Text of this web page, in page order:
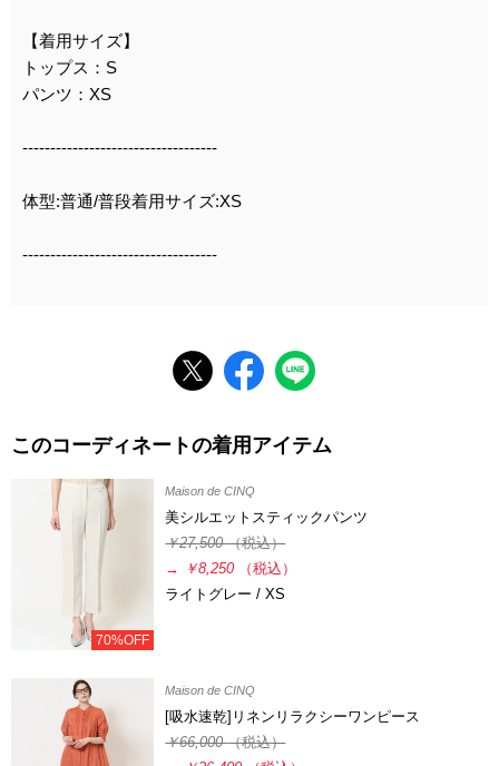
【着用サイズ】
トップス：S
パンツ：XS
-----------------------------------
体型:普通/普段着用サイズ:XS
-----------------------------------
このコーディネートの着用アイテム
70%OFF
Maison de CINQ
美シルエットスティックパンツ
￥27,500（税込）
→
￥8,250
（税込）
ライトグレー / XS
Maison de CINQ
[吸水速乾]リネンリラクシーワンピース
￥66,000（税込）